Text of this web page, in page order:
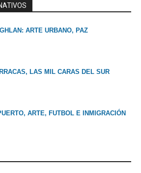
ARTE URBANO, PAZ
LAS MIL CARAS DEL SUR
ARTE, FUTBOL E INMIGRACIÓN